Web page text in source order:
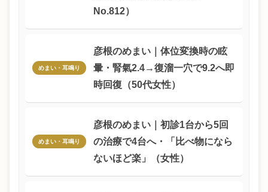
No.812）
めまい・耳鳴り
彦根のめまい｜体位変換時の眩
暈・腎氣2.4→復溜一穴で9.2へ即
時回復（50代女性）
めまい・耳鳴り
彦根のめまい｜初診1台から5回
の治療で4台へ・「比べ物になら
ないほど楽」（女性）